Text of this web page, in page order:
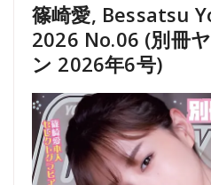
篠崎愛, Bessatsu
2026 No.06 (別冊
ン 2026年6号)